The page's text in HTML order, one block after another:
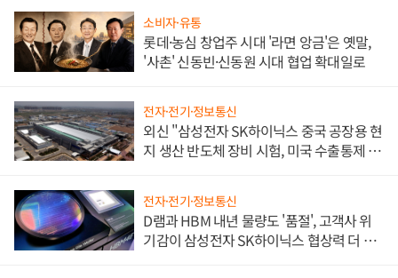
소비자·유통
롯데·농심 창업주 시대 '라면 앙금'은 옛말,
'사촌' 신동빈·신동원 시대 협업 확대일로
전자·전기·정보통신
외신 "삼성전자 SK하이닉스 중국 공장용 현
지 생산 반도체 장비 시험, 미국 수출통제 대
전자·전기·정보통신
D램과 HBM 내년 물량도 '품절', 고객사 위
기감이 삼성전자 SK하이닉스 협상력 더 키